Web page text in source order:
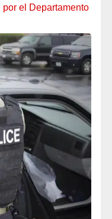
el Departamento